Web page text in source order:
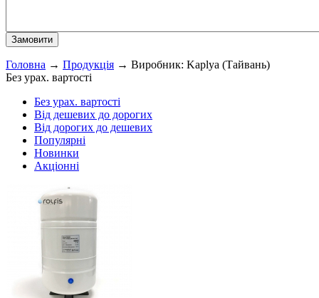
Головна → Продукція → Виробник: Kaplya (Тайвань)
Без урах. вартості
Без урах. вартості
Від дешевих до дорогих
Від дорогих до дешевих
Популярні
Новинки
Акціонні